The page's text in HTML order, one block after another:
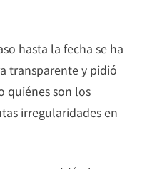
hasta la fecha se ha
transparente y pidió
quiénes son los
irregularidades en